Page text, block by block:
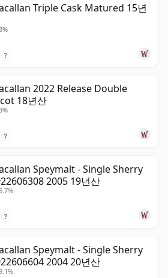
Triple Cask Matured 15년
?
2022 Release Double
18년산
?
Speymalt - Single Sherry
2005 19년산
?
Speymalt - Single Sherry
2004 20년산